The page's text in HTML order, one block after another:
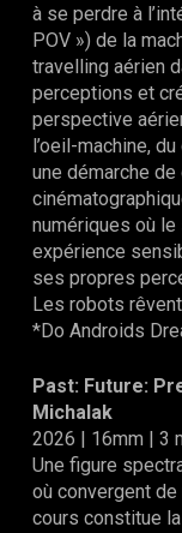
à se perdre à
POV ») de la
travelling aérien
perceptions et
perspective
l’oeil-machine,
une démarche
numériques où
expérience
ses propres
Les robots
*Do Androids
Past: Future:
Michalak
2026 | 16mm | 3
Une figure
où convergent
cours constitue